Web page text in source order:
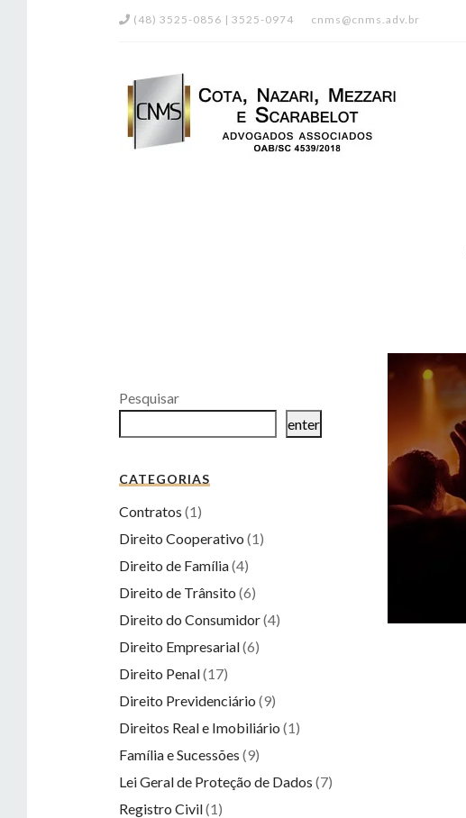
(48) 3525-0856 | 3525-0974 cnms@cnms.adv.br
Pesquisar
enter
CATEGORIAS
Contratos (1)
Direito Cooperativo (1)
Direito de Família(4)
Direito de Trânsito (6)
Direito do Consumidor(4)
Direito Empresarial(6)
Direito Penal(17)
Direito Previdenciário (9)
Direitos Real e Imobiliário (1)
Família e Sucessões (9)
Lei Geral de Proteção de Dados (7)
Registro Civil(1)